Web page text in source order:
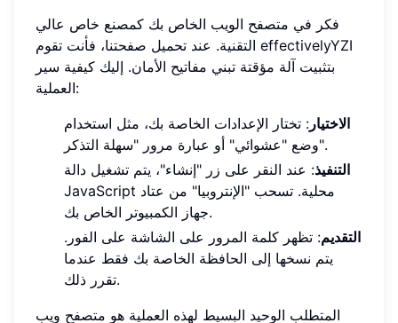
فكر في متصفح الويب الخاص بك كمصنع خاص عالي
التقنية. عند تحميل صفحتنا، فأنت تقوم effectivelyYZI
بتثبيت آلة مؤقتة تبني مفاتيح الأمان. إليك كيفية سير
العملية:
الاختيار : تختار الإعدادات الخاصة بك، مثل استخدام
وضع "عشوائي" أو عبارة مرور "سهلة التذكر".
التنفيذ: عند النقر على زر "إنشاء"، يتم تشغيل دالة
JavaScript محلية. تسحب "الإنتروبيا" من عتاد
جهاز الكمبيوتر الخاص بك.
التقديم: تظهر كلمة المرور على الشاشة على الفور.
يتم نسخها إلى الحافظة الخاصة بك فقط عندما
تقرر ذلك.
المتطلب الوحيد البسيط لهذه العملية هو متصفح ويب